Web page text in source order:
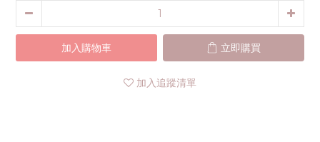
加入購物車 立即購買
加入追蹤清單